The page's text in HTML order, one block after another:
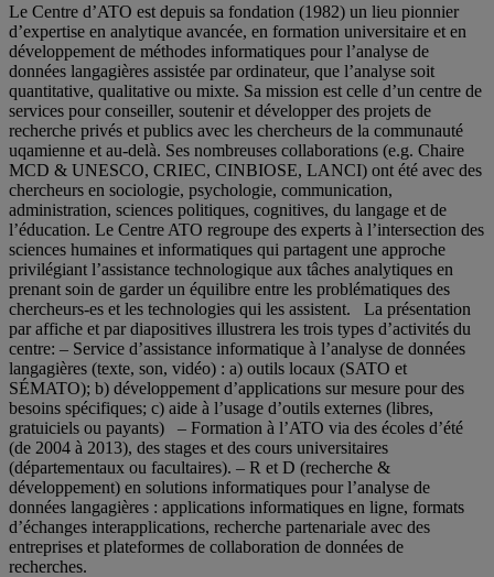
Le Centre d’ATO est depuis sa fondation (1982) un lieu pionnier
d’expertise en analytique avancée, en formation universitaire et en
développement de méthodes informatiques pour l’analyse de
données langagières assistée par ordinateur, que l’analyse soit
quantitative, qualitative ou mixte. Sa mission est celle d’un centre de
services pour conseiller, soutenir et développer des projets de
recherche privés et publics avec les chercheurs de la communauté
uqamienne et au-delà. Ses nombreuses collaborations (e.g. Chaire
MCD & UNESCO, CRIEC, CINBIOSE, LANCI) ont été avec des
chercheurs en sociologie, psychologie, communication,
administration, sciences politiques, cognitives, du langage et de
l’éducation. Le Centre ATO regroupe des experts à l’intersection des
sciences humaines et informatiques qui partagent une approche
privilégiant l’assistance technologique aux tâches analytiques en
prenant soin de garder un équilibre entre les problématiques des
chercheurs-es et les technologies qui les assistent. La présentation
par affiche et par diapositives illustrera les trois types d’activités du
centre: – Service d’assistance informatique à l’analyse de données
langagières (texte, son, vidéo) : a) outils locaux (SATO et
SÉMATO); b) développement d’applications sur mesure pour des
besoins spécifiques; c) aide à l’usage d’outils externes (libres,
gratuiciels ou payants) – Formation à l’ATO via des écoles d’été
(de 2004 à 2013), des stages et des cours universitaires
(départementaux ou facultaires). – R et D (recherche &
développement) en solutions informatiques pour l’analyse de
données langagières : applications informatiques en ligne, formats
d’échanges interapplications, recherche partenariale avec des
entreprises et plateformes de collaboration de données de
recherches.